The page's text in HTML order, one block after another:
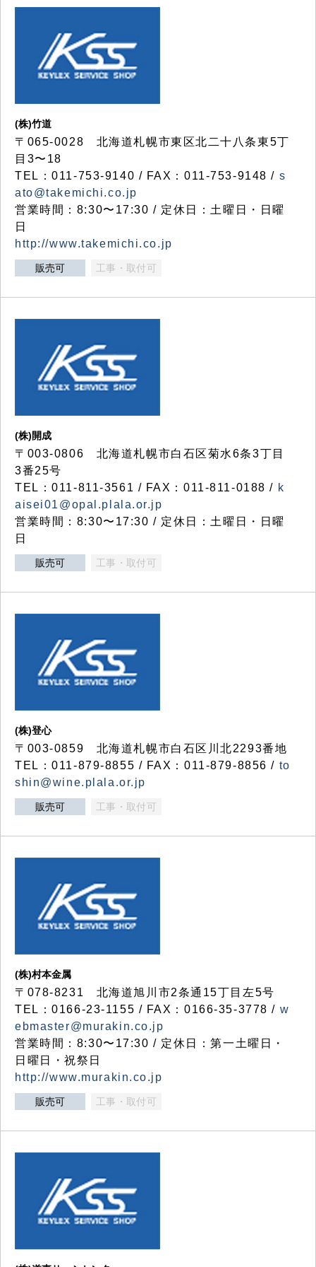
(株)竹道
〒065-0028 北海道札幌市東区北二十八条東5丁
目3〜18
TEL：011-753-9140 / FAX：011-753-9148 / s
ato@takemichi.co.jp
営業時間：8:30〜17:30 / 定休日：土曜日・日曜
日
http://www.takemichi.co.jp
販売可 工事・取付可
(株)開成
〒003-0806 北海道札幌市白石区菊水6条3丁目
3番25号
TEL：011-811-3561 / FAX：011-811-0188 / k
aisei01@opal.plala.or.jp
営業時間：8:30〜17:30 / 定休日：土曜日・日曜
日
販売可 工事・取付可
(株)登心
〒003-0859 北海道札幌市白石区川北2293番地
TEL：011-879-8855 / FAX：011-879-8856 / to
shin@wine.plala.or.jp
販売可 工事・取付可
(株)村本金属
〒078-8231 北海道旭川市2条通15丁目左5号
TEL：0166-23-1155 / FAX：0166-35-3778 / w
ebmaster@murakin.co.jp
営業時間：8:30〜17:30 / 定休日：第一土曜日・
日曜日・祝祭日
http://www.murakin.co.jp
販売可 工事・取付可